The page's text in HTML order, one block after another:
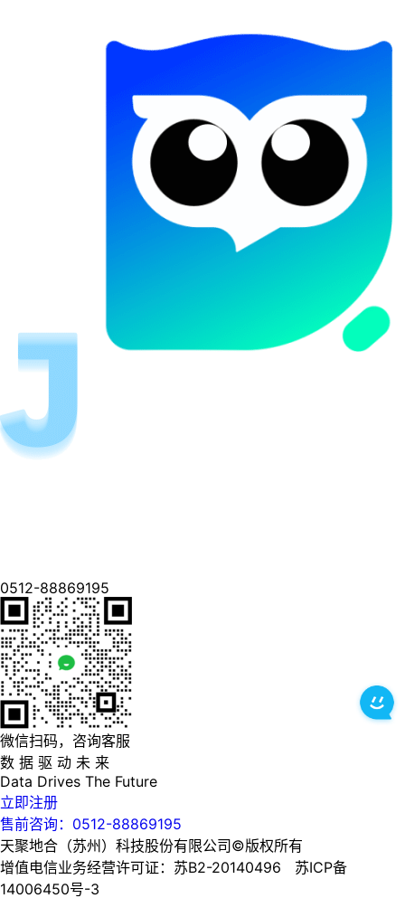
0512-88869195
微信扫码，咨询客服
数 据 驱 动 未 来
Data Drives The Future
立即注册
售前咨询：0512-88869195
天聚地合（苏州）科技股份有限公司©版权所有
增值电信业务经营许可证：苏B2-20140496 苏ICP备
14006450号-3